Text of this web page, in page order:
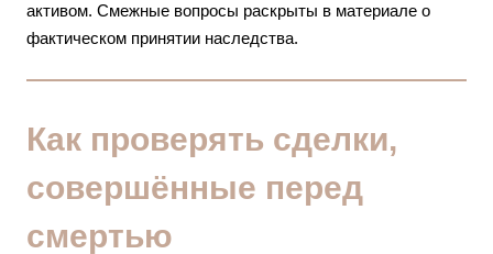
активом. Смежные вопросы раскрыты в материале о
фактическом принятии наследства.
Как проверять сделки,
совершённые перед
смертью